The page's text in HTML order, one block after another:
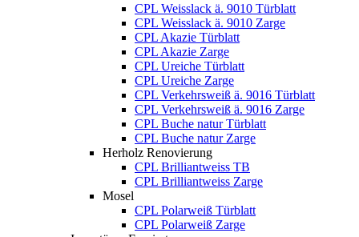
CPL Weisslack ä. 9010 Türblatt
CPL Weisslack ä. 9010 Zarge
CPL Akazie Türblatt
CPL Akazie Zarge
CPL Ureiche Türblatt
CPL Ureiche Zarge
CPL Verkehrsweiß ä. 9016 Türblatt
CPL Verkehrsweiß ä. 9016 Zarge
CPL Buche natur Türblatt
CPL Buche natur Zarge
Herholz Renovierung
CPL Brilliantweiss TB
CPL Brilliantweiss Zarge
Mosel
CPL Polarweiß Türblatt
CPL Polarweiß Zarge